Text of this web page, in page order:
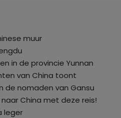
muur
in de provincie Yunnan
van China toont
de nomaden van Gansu
China met deze reis!
leger